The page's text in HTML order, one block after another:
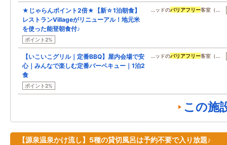
★じゃらんポイント2倍★【新☆1泊朝食】
レストランVillageがリニューアル！地元米
を使った能登朝食付♪
ポイント2%
…ッドのバリアフリー客室（…
【いこいこグリル｜定番BBQ】屋内会場で安
心｜みんなで楽しむ定番バーベキュー｜1泊2
食
ポイント2%
…ッドのバリアフリー客室（…
この施
【源泉温泉かけ流し】5種の貸切風呂は予約不要で入り放題♪